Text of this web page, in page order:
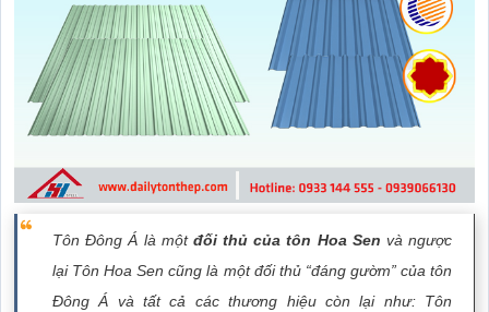
Tôn Đông Á là một đối thủ của tôn Hoa Sen và ngược
lại Tôn Hoa Sen cũng là một đối thủ “đáng gườm” của tôn
Đông Á và tất cả các thương hiệu còn lại như: Tôn